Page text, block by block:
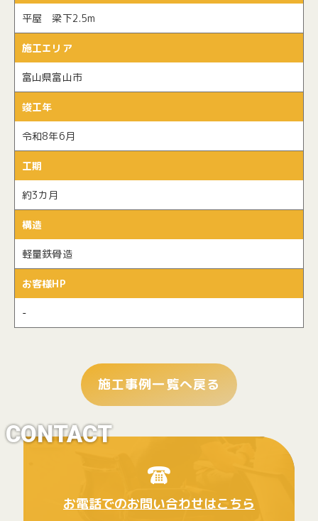
平屋 梁下2.5m
施工エリア
富山県富山市
竣工年
令和8年6月
工期
約3カ月
構造
軽量鉄骨造
お客様HP
-
施工事例一覧へ戻る
CONTACT
お電話でのお問い合わせはこちら